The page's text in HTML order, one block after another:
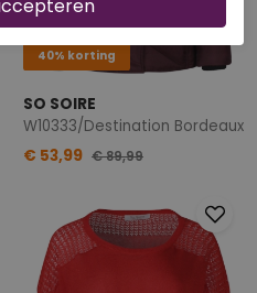
40% korting
SO SOIRE
W10333/Destination Bordeaux
€ 53,99 € 89,99